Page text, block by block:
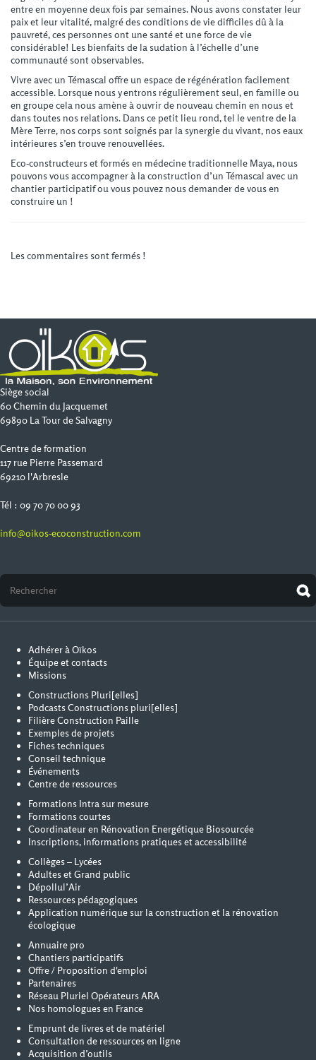
entre en moyenne deux fois par semaines. Nous avons constater leur
paix et leur vitalité, malgré des conditions de vie difficiles dû à la
pauvreté, ces personnes ont une santé et une force de vie
considérable! Les bienfaits de la sudation à l’échelle d’une
communauté sont observables.
Vivre avec un Témascal offre un espace de régénération facilement
accessible. Lorsque nous y entrons régulièrement seul, en famille ou
en groupe cela nous amène à ouvrir de nouveau chemin en nous et
dans toutes nos relations. Dans ce petit lieu rond, tel le ventre de la
Mère Terre, nos corps sont soignés par la synergie du vivant, nos eaux
intérieures s’en trouve renouvellées.
Eco-constructeurs et formés en médecine traditionnelle Maya, nous
pouvons vous accompagner à la construction d’un Témascal avec un
chantier participatif ou vous pouvez nous demander de vous en
construire un !
Les commentaires sont fermés !
Siège social
60 Chemin du Jacquemet
69890 La Tour de Salvagny
Centre de formation
117 rue Pierre Passemard
69210 l'Arbresle
Tél : 09 70 70 00 93
info@oikos-ecoconstruction.com
Adhérer à Oïkos
Équipe et contacts
Missions
Constructions Pluri[elles]
Podcasts Constructions pluri[elles]
Filière Construction Paille
Exemples de projets
Fiches techniques
Conseil technique
Événements
Centre de ressources
Formations Intra sur mesure
Formations courtes
Coordinateur en Rénovation Energétique Biosourcée
Inscriptions, informations pratiques et accessibilité
Collèges – Lycées
Adultes et Grand public
Dépollul’Air
Ressources pédagogiques
Application numérique sur la construction et la rénovation
écologique
Annuaire pro
Chantiers participatifs
Offre / Proposition d'emploi
Partenaires
Réseau Pluriel Opérateurs ARA
Nos homologues en France
Emprunt de livres et de matériel
Consultation de ressources en ligne
Acquisition d’outils